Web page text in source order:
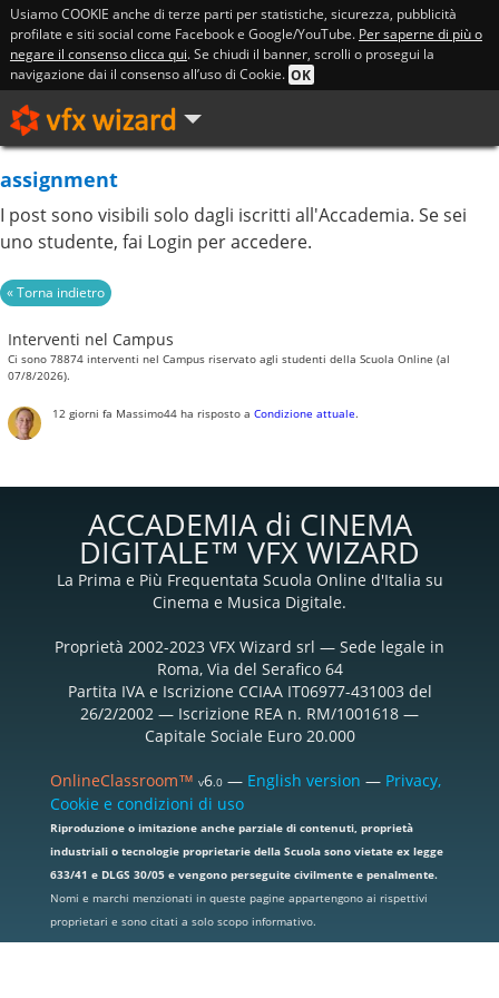
Usiamo COOKIE anche di terze parti per statistiche, sicurezza, pubblicità
profilate e siti social come Facebook e Google/YouTube. Per saperne di più o
negare il consenso clicca qui. Se chiudi il banner, scrolli o prosegui la
navigazione dai il consenso all’uso di Cookie. OK
assignment
I post sono visibili solo dagli iscritti all'Accademia. Se sei
uno studente, fai Login per accedere.
Interventi nel Campus
Ci sono 78874 interventi nel Campus riservato agli studenti della Scuola Online (al
07/8/2026).
12 giorni fa Massimo44ha risposto a Condizione attuale.
ACCADEMIA di CINEMA
DIGITALE™ VFX WIZARD
La Prima e Più Frequentata Scuola Online d'Italia su
Cinema e Musica Digitale.
Proprietà 2002-2023 VFX Wizard srl — Sede legale in
Roma, Via del Serafico 64
Partita IVA e Iscrizione CCIAA IT06977-431003 del
26/2/2002 — Iscrizione REA n. RM/1001618 —
Capitale Sociale Euro 20.000
OnlineClassroom™ v6.0— English version — Privacy,
Cookie e condizioni di uso
Riproduzione o imitazione anche parziale di contenuti, proprietà
industriali o tecnologie proprietarie della Scuola sono vietate ex legge
633/41 e DLGS 30/05 e vengono perseguite civilmente e penalmente.
Nomi e marchi menzionati in queste pagine appartengono ai rispettivi
proprietari e sono citati a solo scopo informativo.